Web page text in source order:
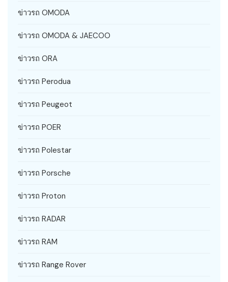
ข่าวรถ OMODA
ข่าวรถ OMODA & JAECOO
ข่าวรถ ORA
ข่าวรถ Perodua
ข่าวรถ Peugeot
ข่าวรถ POER
ข่าวรถ Polestar
ข่าวรถ Porsche
ข่าวรถ Proton
ข่าวรถ RADAR
ข่าวรถ RAM
ข่าวรถ Range Rover